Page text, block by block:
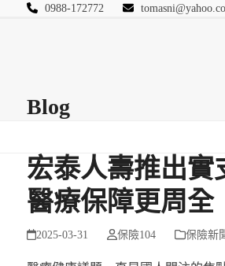
0988-172772
Blog
宏泰人壽推出實
醫療保障更周全
2025-03-31 保險104 保險新